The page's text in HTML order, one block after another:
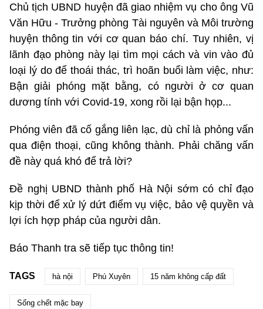
Chủ tịch UBND huyện đã giao nhiệm vụ cho ông Vũ
Văn Hữu - Trưởng phòng Tài nguyên và Môi trường
huyện thông tin với cơ quan báo chí. Tuy nhiên, vị
lãnh đạo phòng này lại tìm mọi cách và vin vào đủ
loại lý do để thoái thác, trì hoãn buổi làm việc, như:
Bận giải phóng mặt bằng, có người ở cơ quan
dương tính với Covid-19, xong rồi lại bận họp...
Phóng viên đã cố gắng liên lạc, dù chỉ là phỏng vấn
qua điện thoại, cũng không thành. Phải chăng vấn
đề này quá khó để trả lời?
Đề nghị UBND thành phố Hà Nội sớm có chỉ đạo
kịp thời để xử lý dứt điểm vụ việc, bảo vệ quyền và
lợi ích hợp pháp của người dân.
Báo Thanh tra sẽ tiếp tục thông tin!
TAGS hà nội Phú Xuyên 15 năm không cấp đất
Sống chết mặc bay